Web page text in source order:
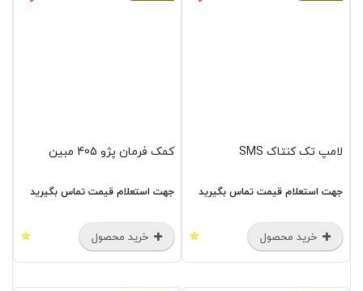
لامپ تک کنتاک SMS
جهت استعلام قیمت تماس بگیرید
خرید محصول
کمک فرمان پژو 405 مبین
جهت استعلام قیمت تماس بگیرید
خرید محصول